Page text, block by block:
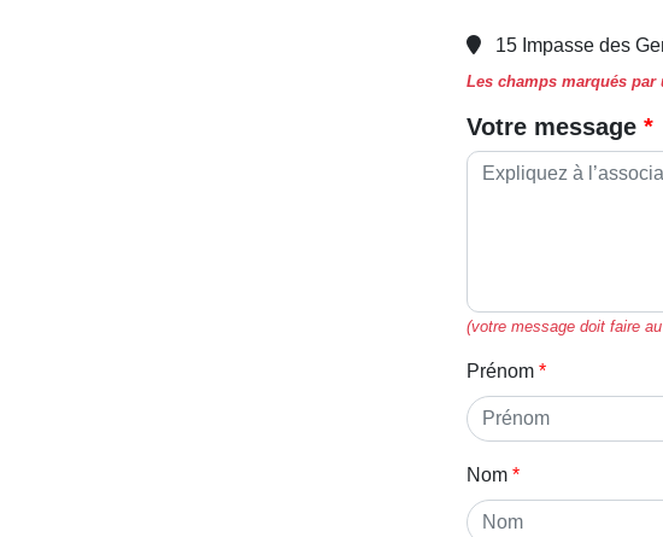
15 Impasse des
Les champs marqués
Votre message
(votre message doit faire
Prénom
Nom